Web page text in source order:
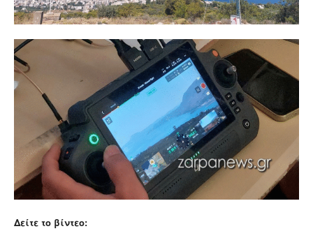
Δείτε το βίντεο: